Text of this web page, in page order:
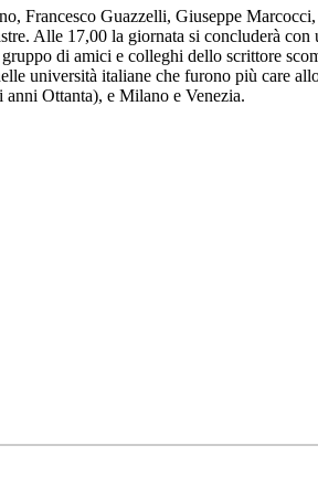
Francesco Guazzelli, Giuseppe
Alle 17,00 la giornata si concluderà con
di amici e colleghi dello scrittore
università italiane che furono più care
Ottanta), e Milano e Venezia.